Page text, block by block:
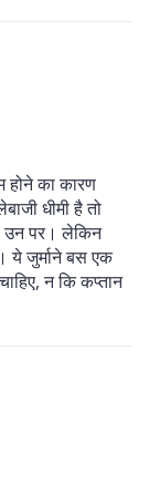
होने का कारण
धीमी है तो
उन पर। लेकिन
ये जुर्माने बस एक
न कि कप्तान